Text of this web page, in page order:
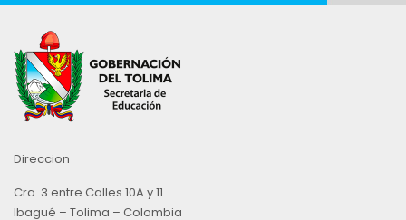
Direccion
Cra. 3 entre Calles 10A y 11
Ibagué – Tolima – Colombia